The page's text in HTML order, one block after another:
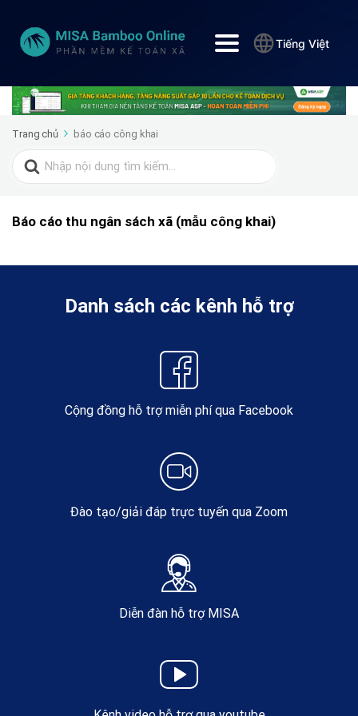
Tiếng Việt
Trang chủ báo cáo công khai
Search
for:
Báo cáo thu ngân sách xã (mẫu công khai)
Danh sách các kênh hỗ trợ
Cộng đồng hỗ trợ miễn phí qua Facebook
Đào tạo/giải đáp trực tuyến qua Zoom
Diễn đàn hỗ trợ MISA